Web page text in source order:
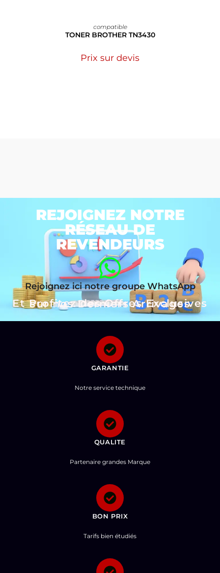
compatible
TONER BROTHER TN3430
Prix sur devis
REJOIGNEZ NOTRE
RÉSEAU DE
REVENDEURS
Rejoignez ici notre groupe WhatsApp
Et Profitez des Offres Exclusives sur nos Derniers Arrivages
GARANTIE
Notre service technique
QUALITE
Partenaire grandes Marque
BON PRIX
Tarifs bien étudiés